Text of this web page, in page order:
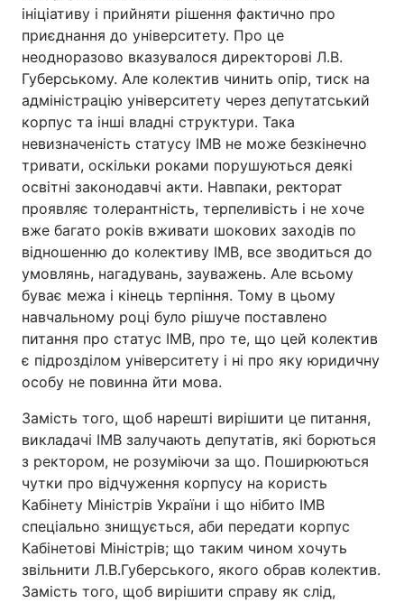
ініціативу і прийняти рішення фактично про
приєднання до університету. Про це
неодноразово вказувалося директорові Л.В.
Губерському. Але колектив чинить опір, тиск на
адміністрацію університету через депутатський
корпус та інші владні структури. Така
невизначеність статусу ІМВ не може безкінечно
тривати, оскільки роками порушуються деякі
освітні законодавчі акти. Навпаки, ректорат
проявляє толерантність, терпеливість і не хоче
вже багато років вживати шокових заходів по
відношенню до колективу ІМВ, все зводиться до
умовлянь, нагадувань, зауважень. Але всьому
буває межа і кінець терпіння. Тому в цьому
навчальному році було рішуче поставлено
питання про статус ІМВ, про те, що цей колектив
є підрозділом університету і ні про яку юридичну
особу не повинна йти мова.
Замість того, щоб нарешті вирішити це питання,
викладачі ІМВ залучають депутатів, які борються
з ректором, не розуміючи за що. Поширюються
чутки про відчуження корпусу на користь
Кабінету Міністрів України і що нібито ІМВ
спеціально знищується, аби передати корпус
Кабінетові Міністрів; що таким чином хочуть
звільнити Л.В.Губерського, якого обрав колектив.
Замість того, щоб вирішити справу як слід,